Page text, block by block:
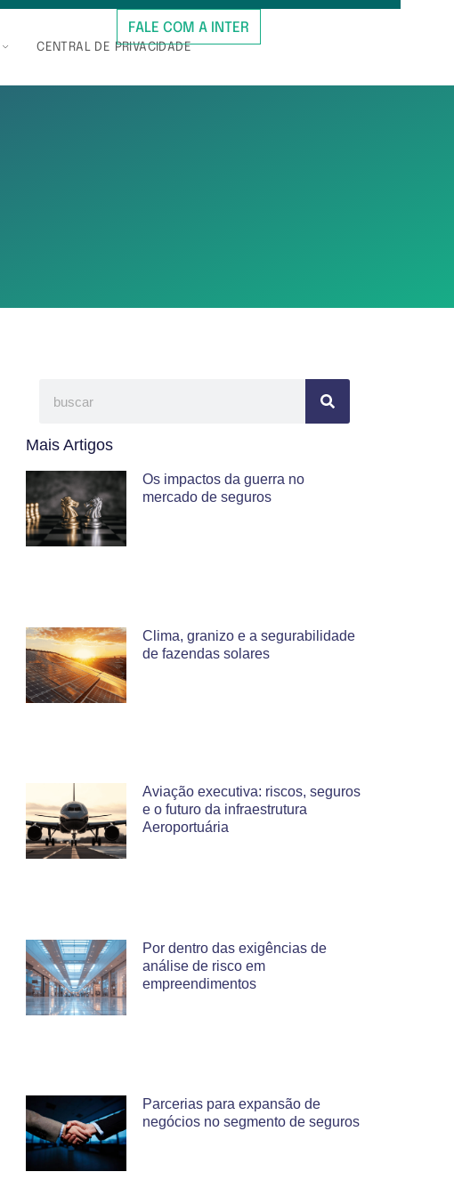
CENTRAL DE PRIVACIDADE
FALE COM A INTER
Mais Artigos
Os impactos da guerra no
mercado de seguros
Clima, granizo e a segurabilidade
de fazendas solares
Aviação executiva: riscos, seguros
e o futuro da infraestrutura
Aeroportuária
Por dentro das exigências de
análise de risco em
empreendimentos
Parcerias para expansão de
negócios no segmento de seguros